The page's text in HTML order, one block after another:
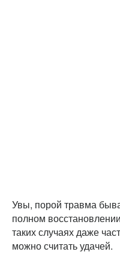
Увы, порой травма
полном
таких случаях даже
можно считать удачей.